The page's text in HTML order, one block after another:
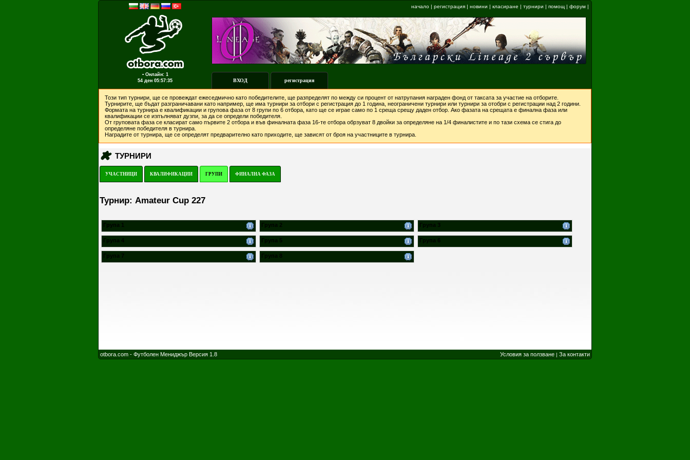
▪ Онлайн: 1
54 ден 05:57:35
начало | регистрация | новини | класиране | турнири | помощ | форум |
ВХОД регистрация
Този тип турнири, ще се провеждат ежеседмично като победителите, ще разпределят по между си процент от натрупания награден фонд от таксата за участие на отборите.
Турнирите, ще бъдат разграничавани като например, ще има турнири за отбори с регистрация до 1 година, неограничени турнири или турнири за отобри с регистрации над 2 години.
Формата на турнира е квалификации и групова фаза от 8 групи по 6 отбора, като ще се играе само по 1 среща срещу даден отбор. Ако фазата на срещата е финална фаза или
квалификации се изпълняват дузпи, за да се определи победителя.
От груповата фаза се класират само първите 2 отбора и във финалната фаза 16-те отбора обрзуват 8 двойки за определяне на 1/4 финалистите и по тази схема се стига до
определяне победителя в турнира.
Наградите от турнира, ще се определят предварително като приходите, ще зависят от броя на участниците в турнира.
ТУРНИРИ
УЧАСТНИЦИ КВАЛИФИКАЦИИ ГРУПИ ФИНАЛНА ФАЗА
Турнир: Amateur Cup 227
Група 1 Група 2 Група 3
Група 4 Група 5 Група 6
Група 7 Група 8
otbora.com - Футболен Мениджър Версия 1.8 Условия за ползване | За контакти